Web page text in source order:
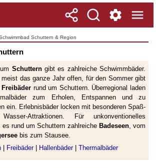
Schuttern & Region
Schutterngibt es zahlreiche Schwimmbäder.
meist das ganze Jahr offen, für den Sommer gibt
Freibäder rund um Schuttern. Überregional laden
zum Erholen, Entspannen und zu
ein. Erlebnisbäder locken mit besonderen Spaß-
Attraktionen. Für unkonventionelles
es rund um Schuttern zahlreiche Badeseen, vom
bis zum Stausee.
Freibäder| Hallenbäder| Thermalbäder